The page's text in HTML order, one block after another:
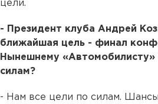
цели.
- Президент клуба Андрей
ближайшая цель - финал
Нынешнему «Автомобилисту»
силам?
- Нам все цели по силам.